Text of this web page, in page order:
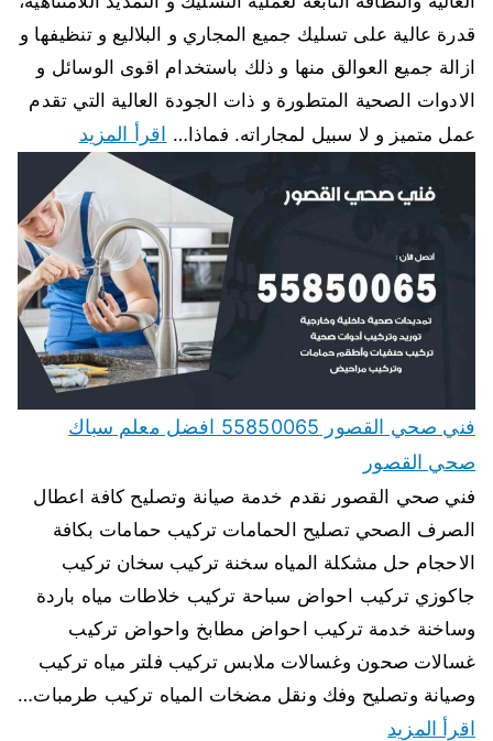
قدرة عالية على تسليك جميع المجاري و البلاليع و تنظيفها و
ازالة جميع العوالق منها و ذلك باستخدام اقوى الوسائل و
الادوات الصحية المتطورة و ذات الجودة العالية التي تقدم
عمل متميز و لا سبيل لمجاراته. فماذا… اقرأ المزيد
فني صحي القصور 55850065 افضل معلم سباك
صحي القصور
فني صحي القصور نقدم خدمة صيانة وتصليح كافة اعطال
الصرف الصحي تصليح الحمامات تركيب حمامات بكافة
الاحجام حل مشكلة المياه سخنة تركيب سخان تركيب
جاكوزي تركيب احواض سباحة تركيب خلاطات مياه باردة
وساخنة خدمة تركيب احواض مطابخ واحواض تركيب
غسالات صحون وغسالات ملابس تركيب فلتر مياه تركيب
وصيانة وتصليح وفك ونقل مضخات المياه تركيب طرمبات…
اقرأ المزيد